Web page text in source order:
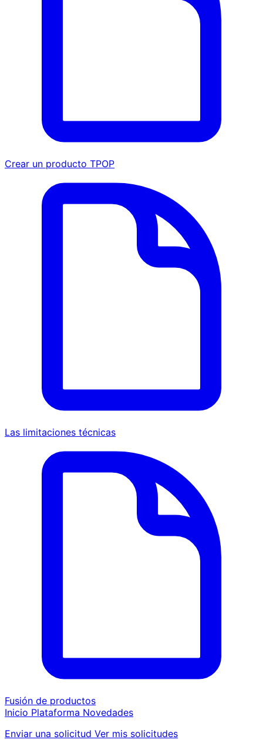
Crear un producto TPOP
Las limitaciones técnicas
Fusión de productos
Inicio Plataforma Novedades
Enviar una solicitud Ver mis solicitudes